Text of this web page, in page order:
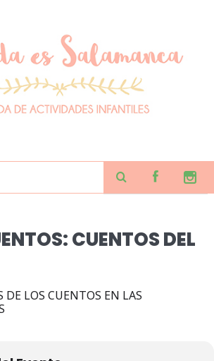
CUENTOS DEL
DE LOS CUENTOS EN LAS